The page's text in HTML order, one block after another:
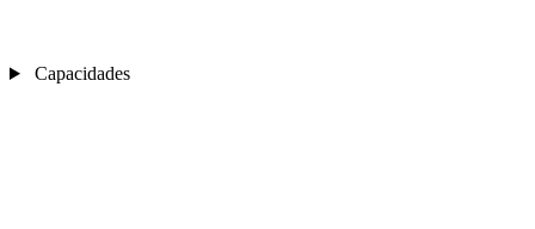
Capacidades